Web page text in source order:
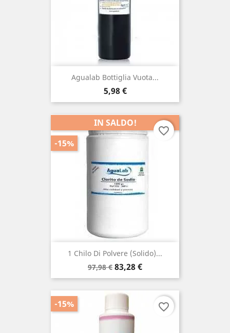
Agualab Bottiglia Vuota...
Prezzo
5,98 €
1 Chilo Di Polvere (solido)...
Prezzo
base
97,98 € Prezzo
83,28 €
IN SALDO!
-15%
favorite_border
-15% favorite_border